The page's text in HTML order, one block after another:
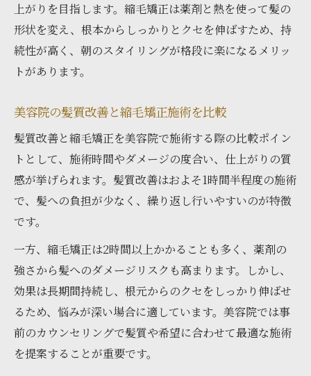
上がりを目指します。縮毛矯正は薬剤と熱を使って髪の
形状を変え、根本からしっかりとクセを伸ばすため、持
続性が高く、朝のスタイリングが格段に楽になるメリッ
トがあります。
美容院の髪質改善と縮毛矯正施術を比較
髪質改善と縮毛矯正を美容院で施術する際の比較ポイン
トとして、施術時間やダメージの度合い、仕上がりの質
感が挙げられます。髪質改善はおよそ1時間半程度の施術
で、髪への負担が少なく、繰り返し行いやすいのが特徴
です。
一方、縮毛矯正は2時間以上かかることも多く、薬剤の
強さから髪へのダメージリスクも高まります。しかし、
効果は長期間持続し、根元からのクセをしっかり伸ばせ
るため、悩みが深い場合に適しています。美容院では事
前のカウンセリングで髪質や希望に合わせて最適な施術
を提案することが重要です。